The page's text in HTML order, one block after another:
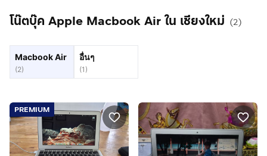
โน๊ตบุ๊ค Apple Macbook Air ใน เชียงใหม่ (2)
Macbook Air
(2)
อื่นๆ
(1 )
PREMIUM